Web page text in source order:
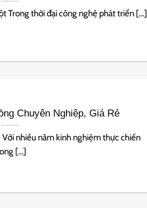
Trong thời đại công nghệ phát triển [...]
Chuyên Nghiệp, Giá Rẻ
nhiều năm kinh nghiệm thực chiến
[...]